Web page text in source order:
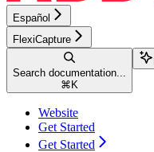
Español
FlexiCapture
Search documentation...
⌘ K
Website
Get Started
Get Started